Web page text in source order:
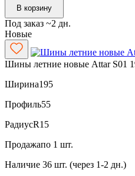
В корзину
Под заказ ~2 дн.
Новые
Шины летние новые Attar S01
Ширина195
Профиль55
РадиусR15
Продажапо 1 шт.
Наличие 36 шт. (через 1-2 дн.)